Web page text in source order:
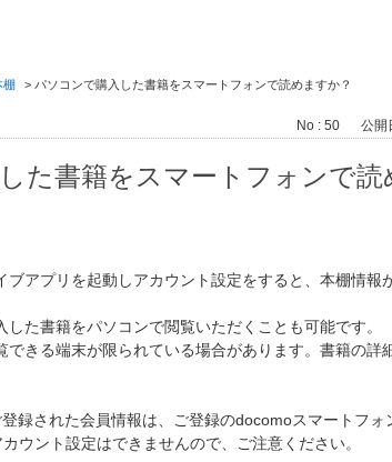
棚 > パソコンで購入した書籍をスマートフォンで読めますか？
No : 50 公開
た書籍をスマートフォンで読
ブアプリを起動しアカウント設定をすると、本棚情
た書籍をパソコンで閲覧いただくことも可能です。
できる端末が限られている場合があります。書籍の
録された会員情報は、ご登録のdocomoスマートフ
ウント設定はできませんので、ご注意ください。